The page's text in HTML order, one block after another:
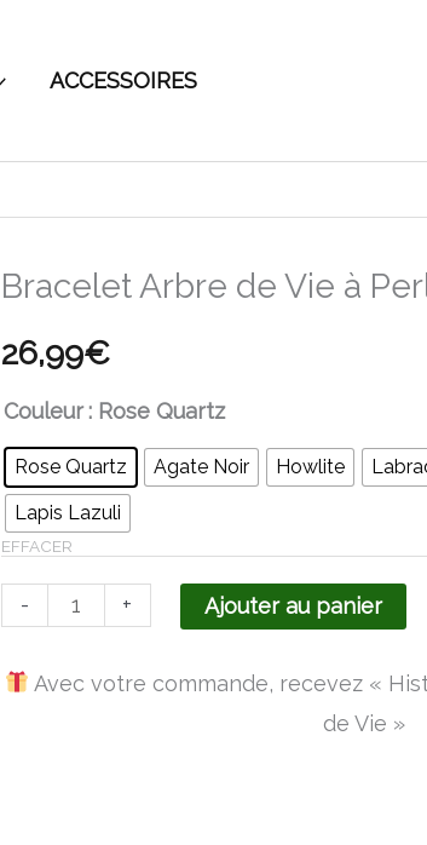
ACCESSOIRES
Bracelet Arbre de Vie à
26,99€
Couleur: Rose Quartz
Rose Quartz Agate Noir Howlite
Lapis Lazuli
EFFACER
-
quantité
Bracelet
Arbre
de
Vie
à
Perles
+
Ajouter au panier
Avec votre commande, recevez «
de Vie »